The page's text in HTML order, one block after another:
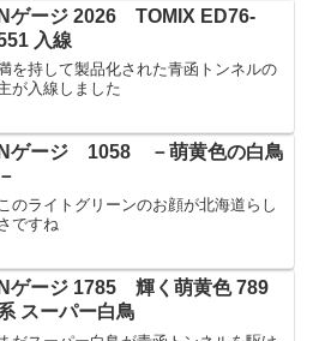
Nゲージ 2026 TOMIX ED76‐
入線
を持して製品化された青函トンネルの
が入線しました
Nゲージ 1058 －萌黄色の白鳥
－
のライトグリーンのお顔が北海道らし
ですね
Nゲージ 1785 輝く萌黄色 789
スーパー白鳥